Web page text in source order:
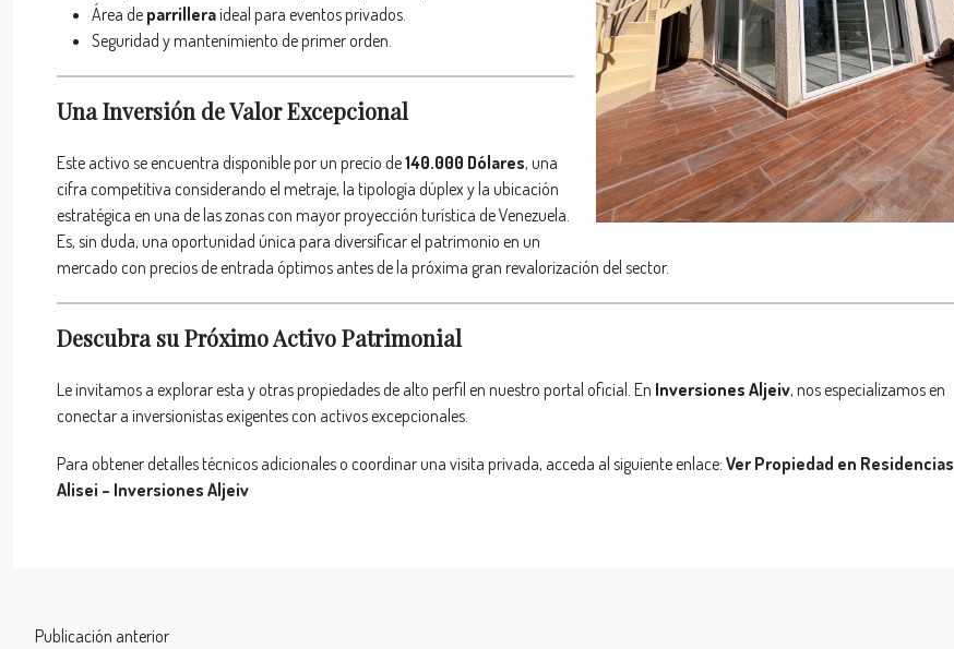
Área de parrilleraideal para eventos privados.
Seguridad y mantenimiento de primer orden.
Una Inversión de Valor Excepcional
Este activo se encuentra disponible por un precio de140.000 Dólares, una
cifra competitiva considerando el metraje, la tipología dúplex y la ubicación
estratégica en una de las zonas con mayor proyección turística de Venezuela.
Es, sin duda, una oportunidad única para diversificar el patrimonio en un
mercado con precios de entrada óptimos antes de la próxima gran revalorización del sector.
Descubra su Próximo Activo Patrimonial
Le invitamos a explorar esta y otras propiedades de alto perfil en nuestro portal oficial. En Inversiones Aljeiv, nos especializamos en
conectar a inversionistas exigentes con activos excepcionales.
Para obtener detalles técnicos adicionales o coordinar una visita privada, acceda al siguiente enlace: Ver Propiedad en Residencias
Alisei – Inversiones Aljeiv
Publicación anterior